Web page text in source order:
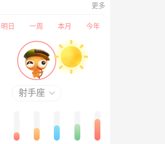
更多
明日 一周 本月 今年
射手座